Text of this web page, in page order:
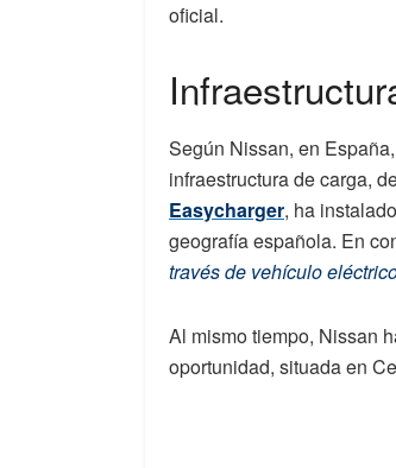
oficial.
Según Nissan, en
infraestructura de carga,
Easycharger, ha
geografía española. En
través de vehículo
Al mismo tiempo, Nissan
oportunidad, situada en